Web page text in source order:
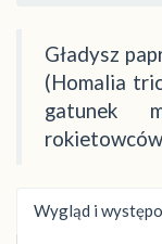
Gładysz
(Homalia
gatunek
Wygląd i